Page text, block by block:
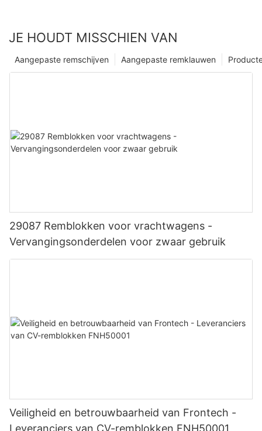
JE HOUDT MISSCHIEN VAN
Aangepaste remklauwen
Aangepaste remschijven
29087 Remblokken voor vrachtwagens -
Vervangingsonderdelen voor zwaar gebruik
Veiligheid en betrouwbaarheid van Frontech -
Leveranciers van CV-remblokken FNH50001